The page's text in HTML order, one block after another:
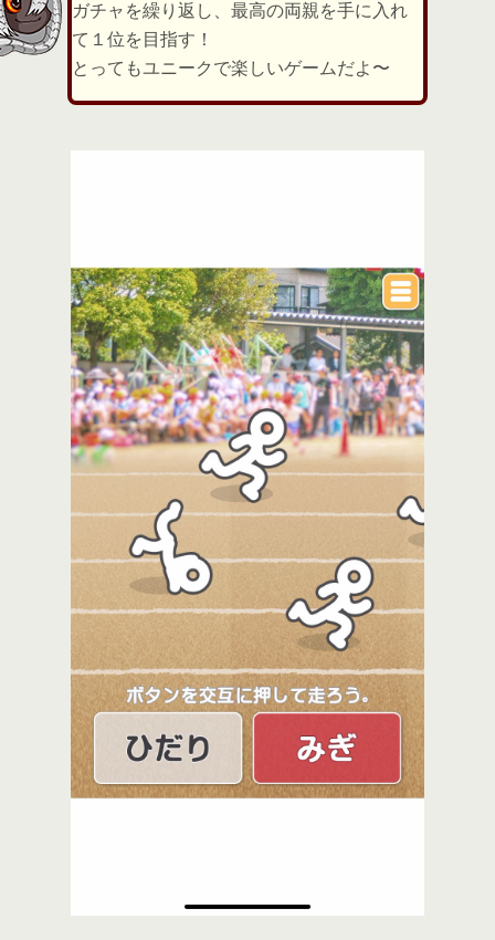
ガチャを繰り返し、最高の両親を手に入れ
て１位を目指す！
とってもユニークで楽しいゲームだよ〜